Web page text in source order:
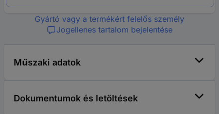
Gyártó vagy a termékért felelős személy
Jogellenes tartalom bejelentése
Műszaki adatok
Dokumentumok és letöltések